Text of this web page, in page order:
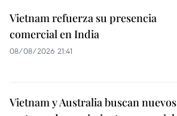
Vietnam refuerza su presencia
comercial en India
08/08/2026 21:41
Vietnam y Australia buscan nuevos